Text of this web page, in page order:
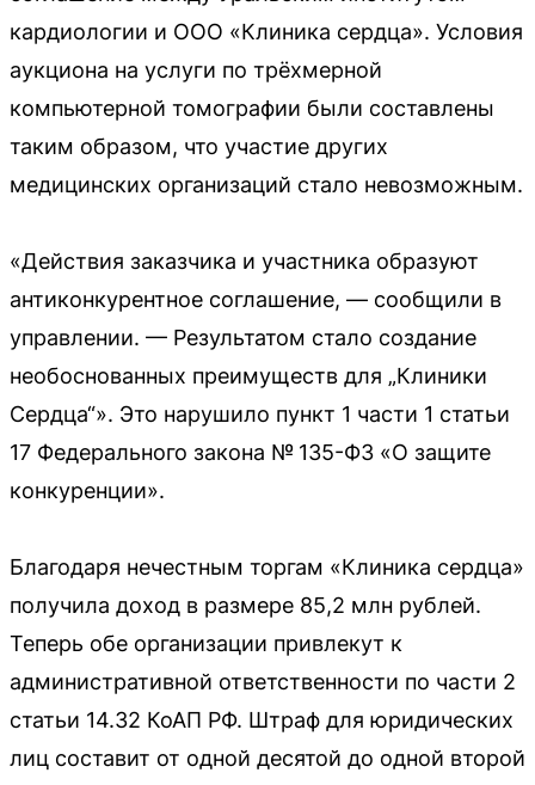
кардиологии и ООО «Клиника сердца». Условия
аукциона на услуги по трёхмерной
компьютерной томографии были составлены
таким образом, что участие других
медицинских организаций стало невозможным.
«Действия заказчика и участника образуют
антиконкурентное соглашение, — сообщили в
управлении. — Результатом стало создание
необоснованных преимуществ для „Клиники
Сердца“». Это нарушило пункт 1 части 1 статьи
17 Федерального закона № 135-ФЗ «О защите
конкуренции».
Благодаря нечестным торгам «Клиника сердца»
получила доход в размере 85,2 млн рублей.
Теперь обе организации привлекут к
административной ответственности по части 2
статьи 14.32 КоАП РФ. Штраф для юридических
лиц составит от одной десятой до одной второй